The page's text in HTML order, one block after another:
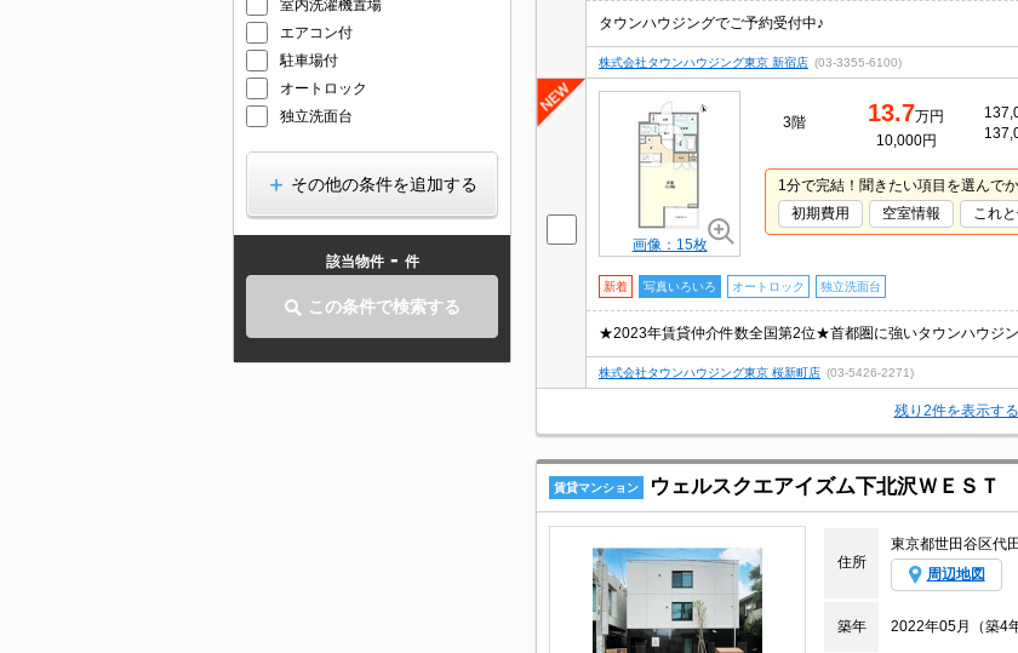
室内洗濯機置場
エアコン付
駐車場付
オートロック
独立洗面台
その他の条件を追加する
該当物件 - 件
この条件で検索する
タウンハウジングでご予約受付中♪
株式会社タウンハウジング東京 新宿店 (03-3355-6100)
画像：15枚
3階 13.7万円
10,000円
1分で完結！聞きたい項目を選んで
初期費用
空室情報 これ
新着 写真いろいろ オートロック 独立洗面台
株式会社タウンハウジング東京 桜新町店 (03-5426-2271)
残り2件を表示する
賃貸マンション ウェルスクエアイズム下北沢ＷＥＳＴ
住所
東京都世田谷区代
周辺地図
築年 2022年05月（築4